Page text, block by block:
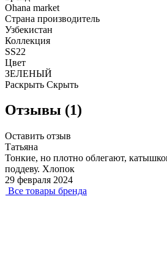
Ohana market
Страна производитель
Узбекистан
Коллекция
SS22
Цвет
ЗЕЛЕНЫЙ
Раскрыть Скрыть
Отзывы (1)
Оставить отзыв
Татьяна
Тонкие, но плотно облегают,
поддеву. Хлопок
29 февраля 2024
Все товары бренда